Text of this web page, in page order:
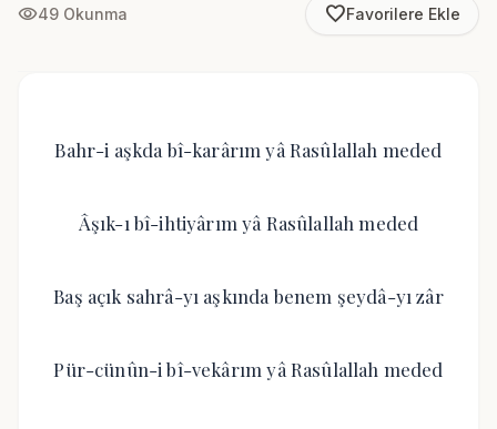
visibility49 Okunma favorite_borderFavorilere Ekle
Bahr-i aşkda bî-karârım yâ Rasûlallah meded
Âşık-ı bî-ihtiyârım yâ Rasûlallah meded
Baş açık sahrâ-yı aşkında benem şeydâ-yı zâr
Pür-cünûn-i bî-vekârım yâ Rasûlallah meded